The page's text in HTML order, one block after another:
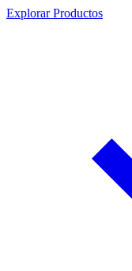
Explorar Productos